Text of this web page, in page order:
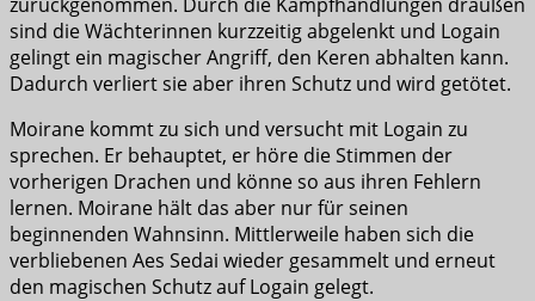
sind die Wächterinnen kurzzeitig abgelenkt und Logain
gelingt ein magischer Angriff, den Keren abhalten kann.
Dadurch verliert sie aber ihren Schutz und wird getötet.
Moirane kommt zu sich und versucht mit Logain zu
sprechen. Er behauptet, er höre die Stimmen der
vorherigen Drachen und könne so aus ihren Fehlern
lernen. Moirane hält das aber nur für seinen
beginnenden Wahnsinn. Mittlerweile haben sich die
verbliebenen Aes Sedai wieder gesammelt und erneut
den magischen Schutz auf Logain gelegt.